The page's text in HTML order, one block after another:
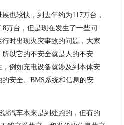
也较快，到去年约为117万台，
万台，但是现在发生了一些问
时出现火灾事故的问题，大家
以它的不安全就是人的不安
例如充电设备就涉及到本体安
安全、BMS系统和信息的安
汽车本来是到处跑的，但有的